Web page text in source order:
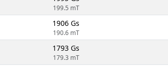
199.5 mT
1906 Gs
190.6 mT
1793 Gs
179.3 mT